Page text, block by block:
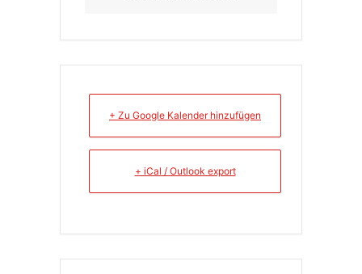
+ Zu Google Kalender hinzufügen
+ iCal / Outlook export